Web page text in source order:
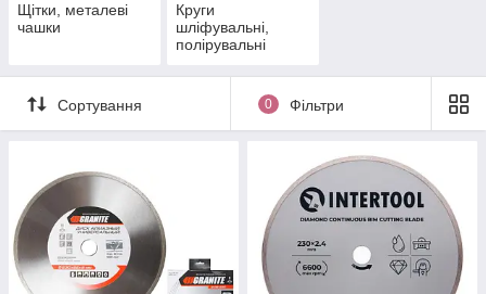
Щітки, металеві
чашки
Круги
шліфувальні,
полірувальні
Сортування 0 Фільтри